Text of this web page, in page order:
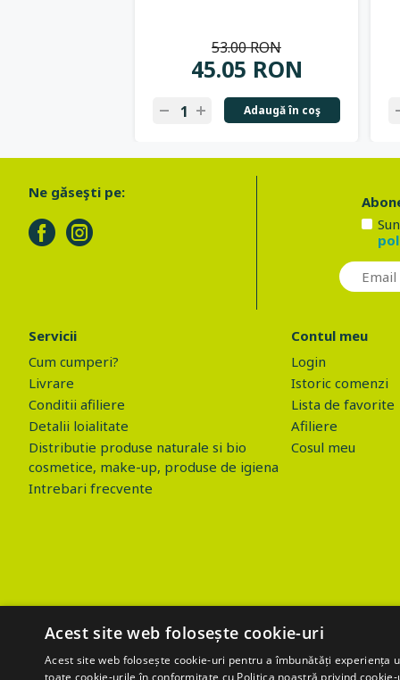
45.05 RON
53.00 RON
Adaugă în coş
Ne găseşti pe:
Servicii
Cum cumperi?
Livrare
Conditii afiliere
Detalii loialitate
Distributie produse naturale si bio
cosmetice, make-up, produse de igiena
Intrebari frecvente
Contul meu
Login
Istoric comenzi
Lista de favorite
Afiliere
Cosul meu
Acest site web folosește cookie-uri
Acest site web folosește cookie-uri pentru a îmbunătăți
toate cookie-urile în conformitate cu Politica noastră privind